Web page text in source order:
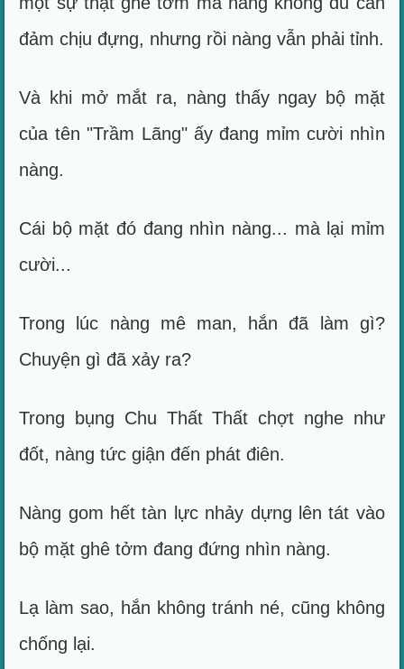
đảm chịu đựng, nhưng rồi nàng vẫn phải tỉnh.
Và khi mở mắt ra, nàng thấy ngay bộ mặt
của tên "Trầm Lãng" ấy đang mỉm cười nhìn
nàng.
Cái bộ mặt đó đang nhìn nàng... mà lại mỉm
cười...
Trong lúc nàng mê man, hắn đã làm gì?
Chuyện gì đã xảy ra?
Trong bụng Chu Thất Thất chợt nghe như
đốt, nàng tức giận đến phát điên.
Nàng gom hết tàn lực nhảy dựng lên tát vào
bộ mặt ghê tởm đang đứng nhìn nàng.
Lạ làm sao, hắn không tránh né, cũng không
chống lại.